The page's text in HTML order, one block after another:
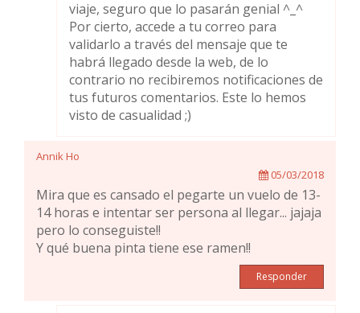
viaje, seguro que lo pasarán genial ^_^
Por cierto, accede a tu correo para
validarlo a través del mensaje que te
habrá llegado desde la web, de lo
contrario no recibiremos notificaciones de
tus futuros comentarios. Este lo hemos
visto de casualidad ;)
Annik Ho
05/03/2018
Mira que es cansado el pegarte un vuelo de 13-
14 horas e intentar ser persona al llegar... jajaja
pero lo conseguiste!!
Y qué buena pinta tiene ese ramen!!
Responder